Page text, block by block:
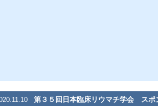
第３５回日本臨床リウマチ学会 スポ